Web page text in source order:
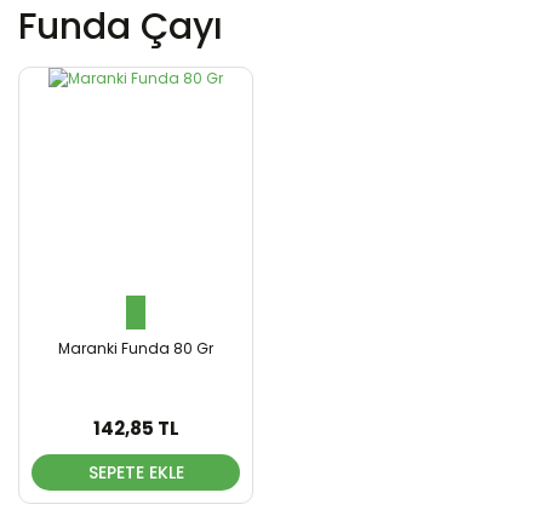
Funda Çayı
Maranki Funda 80 Gr
142,85 TL
SEPETE EKLE